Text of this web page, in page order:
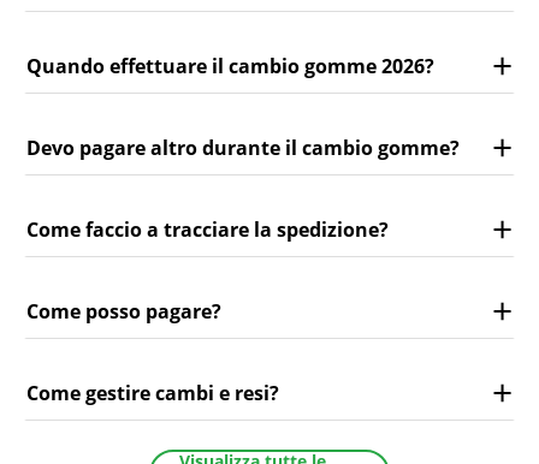
Quando effettuare il cambio gomme 2026?
Devo pagare altro durante il cambio gomme?
Come faccio a tracciare la spedizione?
Come posso pagare?
Come gestire cambi e resi?